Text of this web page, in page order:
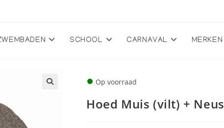
SCHOOL CARNAVAL MERKEN
● Op voorraad
Hoed Muis (vilt) + Neus